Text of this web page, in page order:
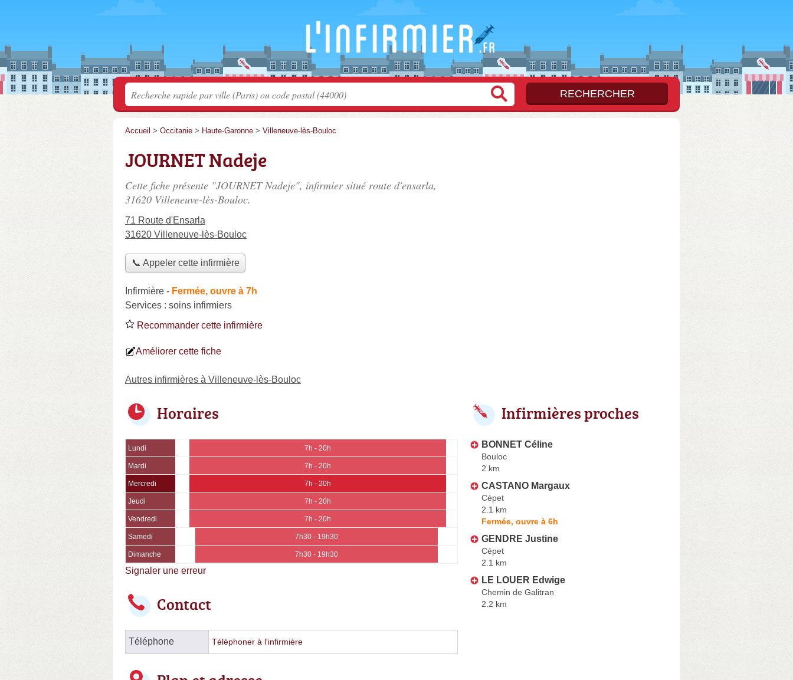
Accueil > Occitanie > Haute-Garonne > Villeneuve-lès-Bouloc
JOURNET Nadeje
Cette fiche présente "JOURNET Nadeje", infirmier situé route d'ensarla,
31620 Villeneuve-lès-Bouloc.
71 Route d'Ensarla
31620 Villeneuve-lès-Bouloc
📞 Appeler cette infirmière
Infirmière - Fermée, ouvre à 7h
Services : soins infirmiers
Recommander cette infirmière
Améliorer cette fiche
Autres infirmières à Villeneuve-lès-Bouloc
Horaires
Lundi 7h - 20h
Mardi 7h - 20h
Mercredi 7h - 20h
Jeudi 7h - 20h
Vendredi 7h - 20h
Samedi 7h30 - 19h30
Dimanche 7h30 - 19h30
Signaler une erreur
Contact
Téléphone Téléphoner à l'infirmière
Infirmières proches
BONNET Céline
Bouloc
2 km
CASTANO Margaux
Cépet
2.1 km
Fermée, ouvre à 6h
GENDRE Justine
Cépet
2.1 km
LE LOUER Edwige
Chemin de Galitran
2.2 km